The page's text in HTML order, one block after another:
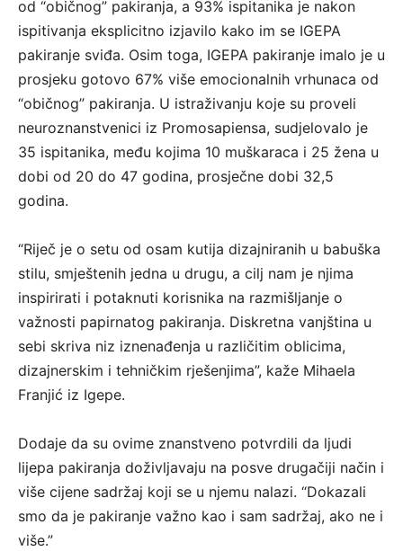
od “običnog” pakiranja, a 93% ispitanika je nakon
ispitivanja eksplicitno izjavilo kako im se IGEPA
pakiranje sviđa. Osim toga, IGEPA pakiranje imalo je u
prosjeku gotovo 67% više emocionalnih vrhunaca od
“običnog” pakiranja. U istraživanju koje su proveli
neuroznanstvenici iz Promosapiensa, sudjelovalo je
35 ispitanika, među kojima 10 muškaraca i 25 žena u
dobi od 20 do 47 godina, prosječne dobi 32,5
godina.
“Riječ je o setu od osam kutija dizajniranih u babuška
stilu, smještenih jedna u drugu, a cilj nam je njima
inspirirati i potaknuti korisnika na razmišljanje o
važnosti papirnatog pakiranja. Diskretna vanjština u
sebi skriva niz iznenađenja u različitim oblicima,
dizajnerskim i tehničkim rješenjima”, kaže Mihaela
Franjić iz Igepe.
Dodaje da su ovime znanstveno potvrdili da ljudi
lijepa pakiranja doživljavaju na posve drugačiji način i
više cijene sadržaj koji se u njemu nalazi. “Dokazali
smo da je pakiranje važno kao i sam sadržaj, ako ne i
više.”